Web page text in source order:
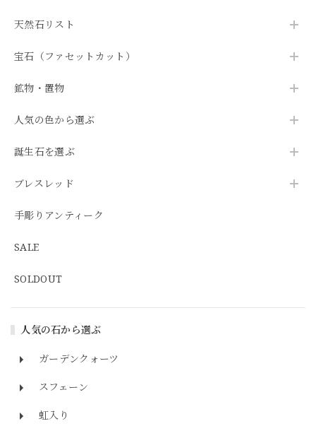
天然石リスト
宝石（ファセットカット）
鉱物・置物
人気の色から選ぶ
誕生石を選ぶ
ブレスレッド
手彫りアンティーク
SALE
SOLDOUT
人気の石から選ぶ
ガーデンクォーツ
スフェーン
虹入り